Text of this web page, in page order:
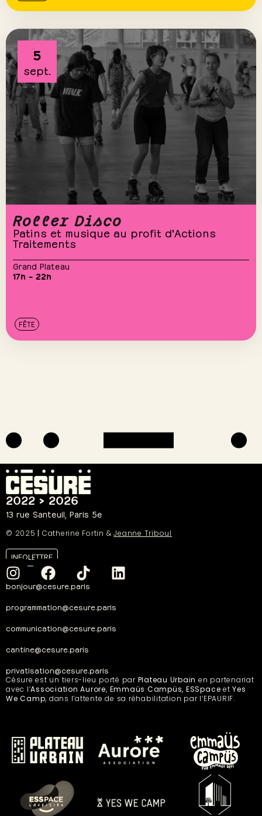
5
sept.
Roller Disco
Patins et musique au profit d'Actions
Traitements
Grand Plateau
17h – 22h
FÊTE
2022 > 2026
13 rue Santeuil, Paris 5e
© 2025 | Catherine Fortin &Jeanne Triboul
INFOLETTRE
bonjour@cesure.paris
programmation@cesure.paris
communication@cesure.paris
cantine@cesure.paris
privatisation@cesure.paris
Césure est un tiers-lieu porté par Plateau Urbain en partenariat
avec l’Association Aurore, Emmaüs Campüs, ESSpaceetYes
We Camp, dans l’attente de sa réhabilitation par l’EPAURIF.